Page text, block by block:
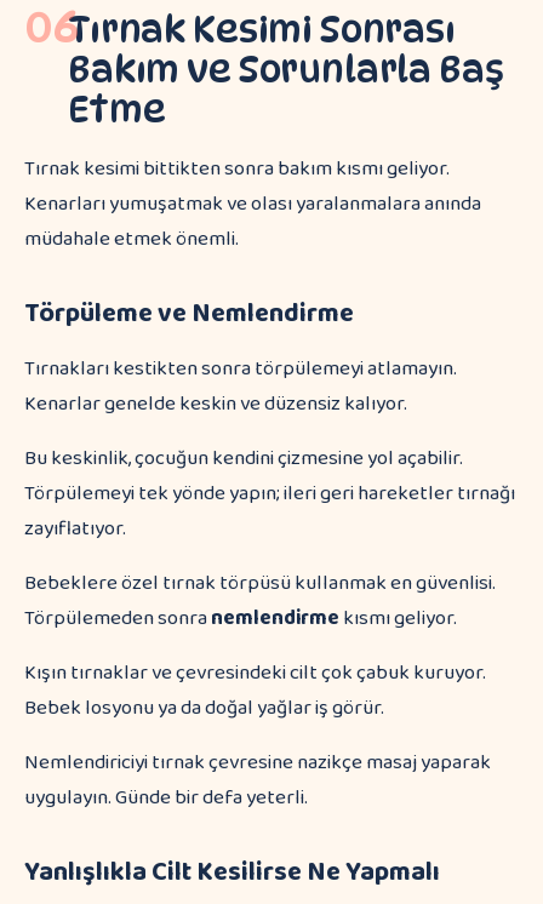
06Tırnak Kesimi Sonrası
Bakım ve Sorunlarla Baş
Etme
Tırnak kesimi bittikten sonra bakım kısmı geliyor.
Kenarları yumuşatmak ve olası yaralanmalara anında
müdahale etmek önemli.
Törpüleme ve Nemlendirme
Tırnakları kestikten sonra törpülemeyi atlamayın.
Kenarlar genelde keskin ve düzensiz kalıyor.
Bu keskinlik, çocuğun kendini çizmesine yol açabilir.
Törpülemeyi tek yönde yapın; ileri geri hareketler tırnağı
zayıflatıyor.
Bebeklere özel tırnak törpüsü kullanmak en güvenlisi.
Törpülemeden sonranemlendirmekısmı geliyor.
Kışın tırnaklar ve çevresindeki cilt çok çabuk kuruyor.
Bebek losyonu ya da doğal yağlar iş görür.
Nemlendiriciyi tırnak çevresine nazikçe masaj yaparak
uygulayın. Günde bir defa yeterli.
Yanlışlıkla Cilt Kesilirse Ne Yapmalı